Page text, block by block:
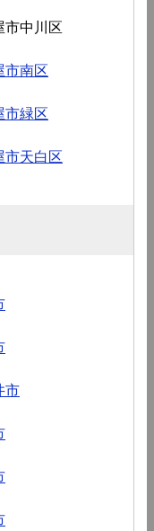
市中川区
市南区
市緑区
市天白区
市